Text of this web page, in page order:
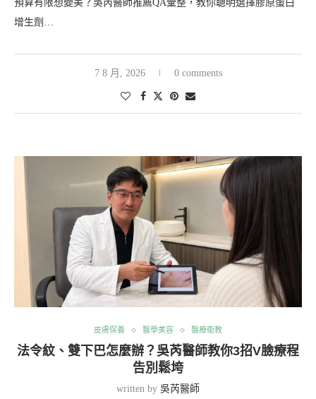
預算有限想變美？吳芮醫師推薦QA彙整，教你聰明選擇膠原蛋白
增生劑…
7 8 月, 2026 0 comments
皮膚保養 醫學美容 醫療衛教
法令紋、雙下巴怎麼辦？吳芮醫師教你3招V臉療程
告別鬆垮
written by 吳芮醫師